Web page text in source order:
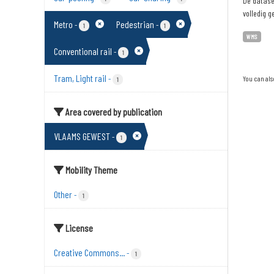
Metro - 1 Pedestrian - 1
Conventional rail - 1
Tram, Light rail - 1
Area covered by publication
VLAAMS GEWEST- 1
Mobility Theme
Other- 1
License
Creative Commons...- 1
volledig
WMS
You can